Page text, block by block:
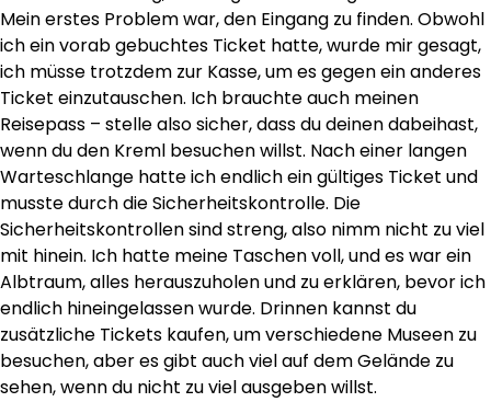
Mein erstes Problem war, den Eingang zu finden. Obwohl
ich ein vorab gebuchtes Ticket hatte, wurde mir gesagt,
ich müsse trotzdem zur Kasse, um es gegen ein anderes
Ticket einzutauschen. Ich brauchte auch meinen
Reisepass – stelle also sicher, dass du deinen dabeihast,
wenn du den Kreml besuchen willst. Nach einer langen
Warteschlange hatte ich endlich ein gültiges Ticket und
musste durch die Sicherheitskontrolle. Die
Sicherheitskontrollen sind streng, also nimm nicht zu viel
mit hinein. Ich hatte meine Taschen voll, und es war ein
Albtraum, alles herauszuholen und zu erklären, bevor ich
endlich hineingelassen wurde. Drinnen kannst du
zusätzliche Tickets kaufen, um verschiedene Museen zu
besuchen, aber es gibt auch viel auf dem Gelände zu
sehen, wenn du nicht zu viel ausgeben willst.